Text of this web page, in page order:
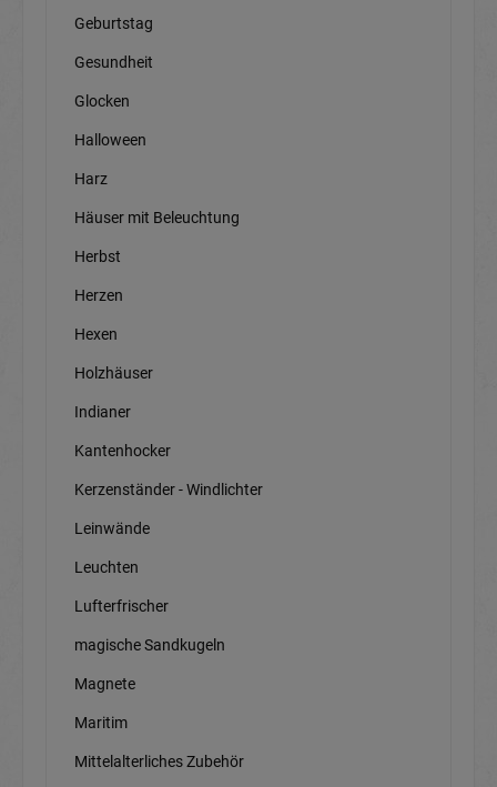
Geburtstag
Gesundheit
Glocken
Halloween
Harz
Häuser mit Beleuchtung
Herbst
Herzen
Hexen
Holzhäuser
Indianer
Kantenhocker
Kerzenständer - Windlichter
Leinwände
Leuchten
Lufterfrischer
magische Sandkugeln
Magnete
Maritim
Mittelalterliches Zubehör